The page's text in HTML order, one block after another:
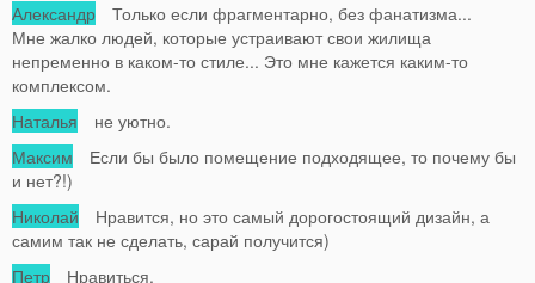
Александр Только если фрагментарно, без фанатизма...
Мне жалко людей, которые устраивают свои жилища
непременно в каком-то стиле... Это мне кажется каким-то
комплексом.
Наталья не уютно.
Максим Если бы было помещение подходящее, то почему бы
и нет?!)
Николай Нравится, но это самый дорогостоящий дизайн, а
самим так не сделать, сарай получится)
Петр Нравиться.